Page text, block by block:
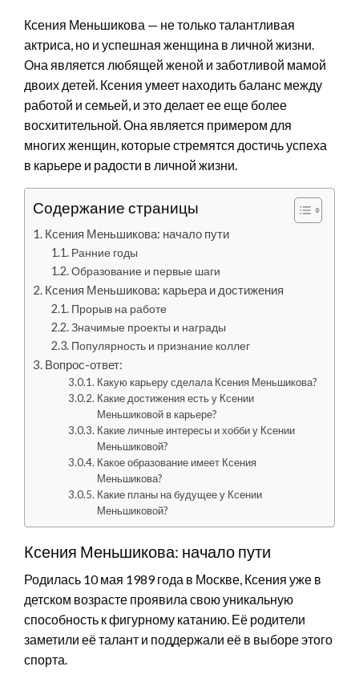
Ксения Меньшикова — не только талантливая
актриса, но и успешная женщина в личной жизни.
Она является любящей женой и заботливой мамой
двоих детей. Ксения умеет находить баланс между
работой и семьей, и это делает ее еще более
восхитительной. Она является примером для
многих женщин, которые стремятся достичь успеха
в карьере и радости в личной жизни.
Содержание страницы
Ксения Меньшикова: начало пути
Ранние годы
Образование и первые шаги
Ксения Меньшикова: карьера и достижения
Прорыв на работе
Значимые проекты и награды
Популярность и признание коллег
Вопрос-ответ:
Какую карьеру сделала Ксения Меньшикова?
Какие достижения есть у Ксении
Меньшиковой в карьере?
Какие личные интересы и хобби у Ксении
Меньшиковой?
Какое образование имеет Ксения
Меньшикова?
Какие планы на будущее у Ксении
Меньшиковой?
Ксения Меньшикова: начало пути
Родилась 10 мая 1989 года в Москве, Ксения уже в
детском возрасте проявила свою уникальную
способность к фигурному катанию. Её родители
заметили её талант и поддержали её в выборе этого
спорта.